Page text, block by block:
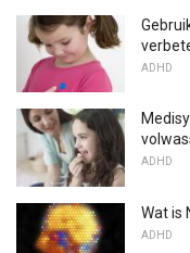
ADHD
ADHD
Wat is
ADHD